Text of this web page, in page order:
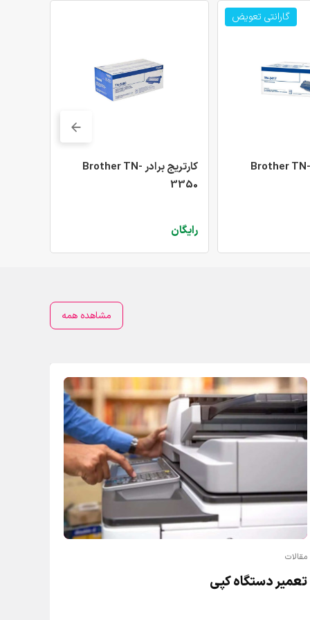
گارانتی تعویض
کارتریج برادر Brother TN-
کارتریج برادر Brother TN-
3350
رایگان
مشاهده همه
مقالات
تعمیر دستگاه کپی